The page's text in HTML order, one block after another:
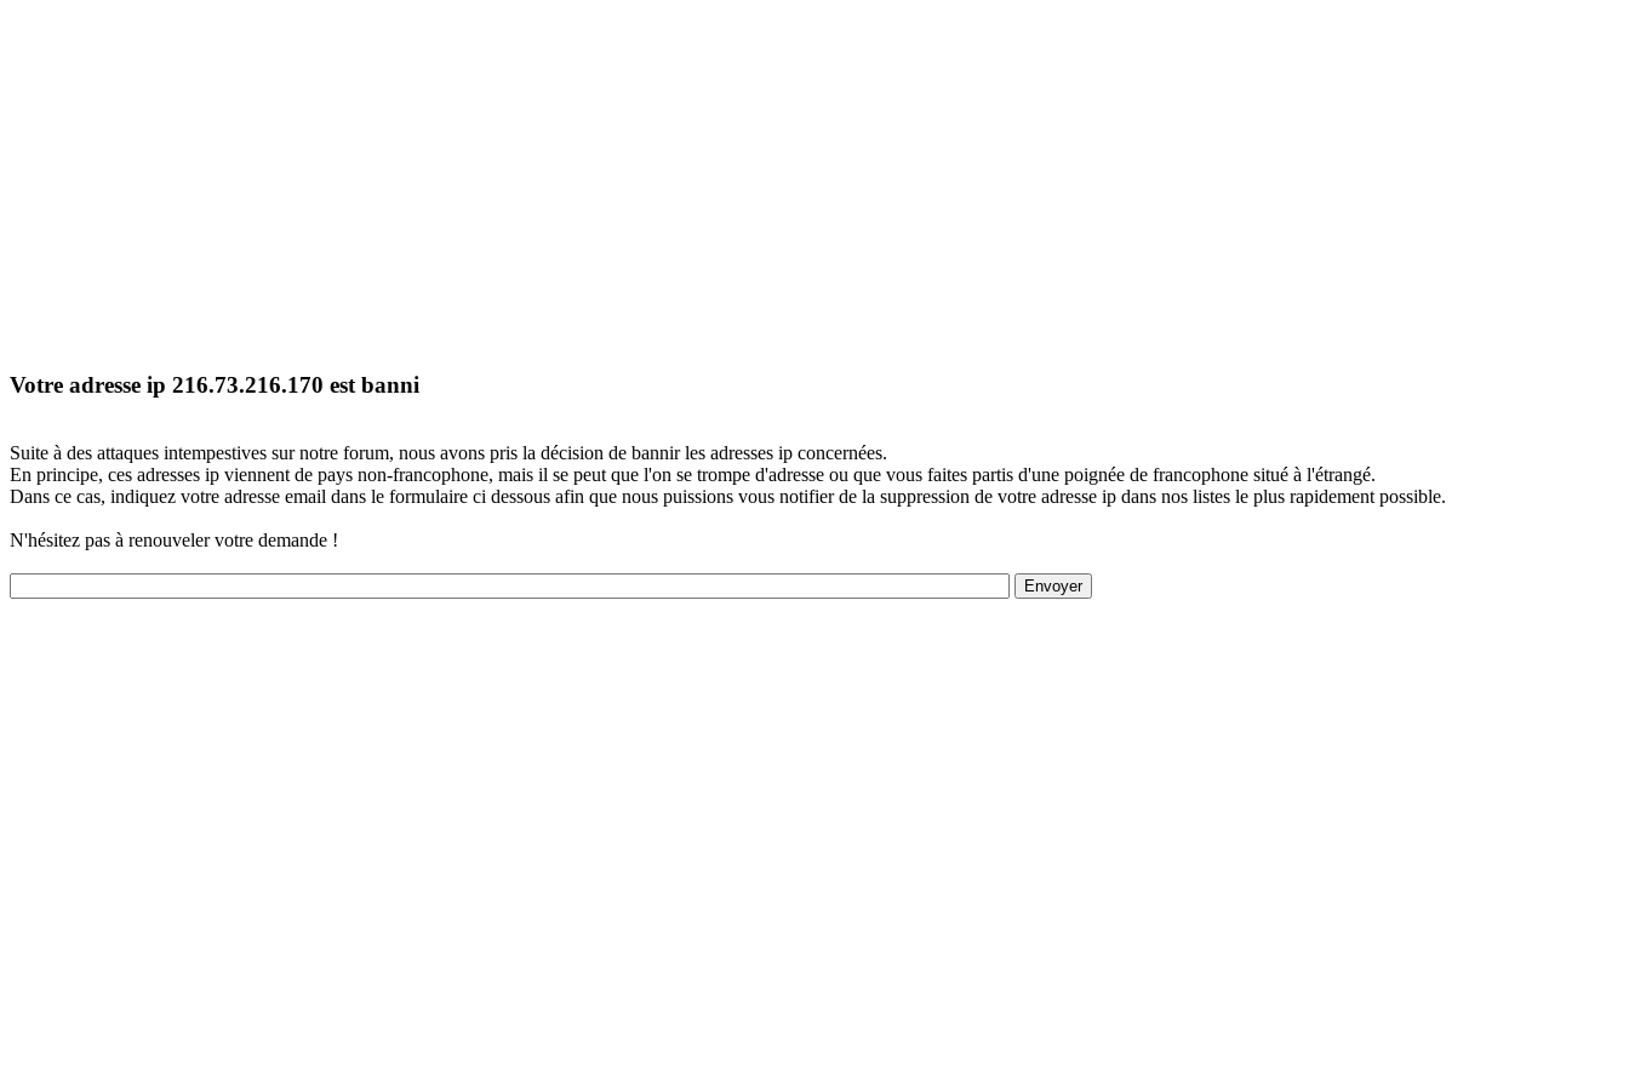
Votre adresse ip 216.73.216.170 est banni
Suite à des attaques intempestives sur notre forum, nous avons pris la décision de bannir les adresses ip concernées.
En principe, ces adresses ip viennent de pays non-francophone, mais il se peut que l'on se trompe d'adresse ou que vous faites partis d'une poignée de francophone situé à l'étrangé.
Dans ce cas, indiquez votre adresse email dans le formulaire ci dessous afin que nous puissions vous notifier de la suppression de votre adresse ip dans nos listes le plus rapidement possible.
N'hésitez pas à renouveler votre demande !